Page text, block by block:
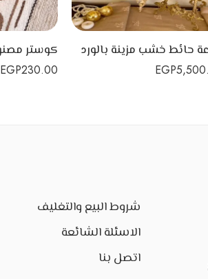
حائط خشب مزينة بالورد
EGP
EGP230.00
شروط البيع والتغليف
الاسئلة الشائعة
اتصل بنا